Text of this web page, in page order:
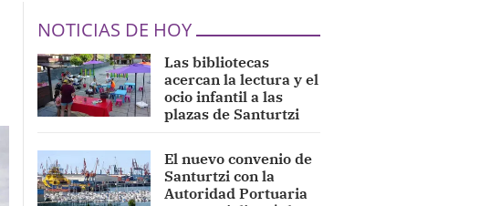
NOTICIAS DE HOY
Las bibliotecas
acercan la lectura y el
ocio infantil a las
plazas de Santurtzi
El nuevo convenio de
Santurtzi con la
Autoridad Portuaria